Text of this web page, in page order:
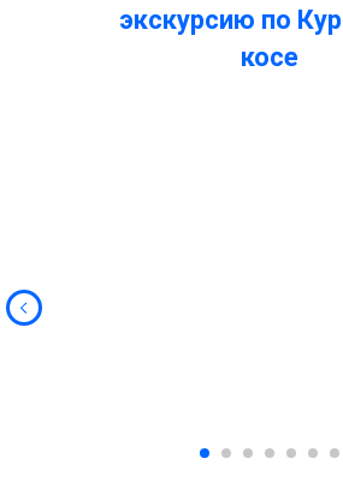
экскурсию по
косе